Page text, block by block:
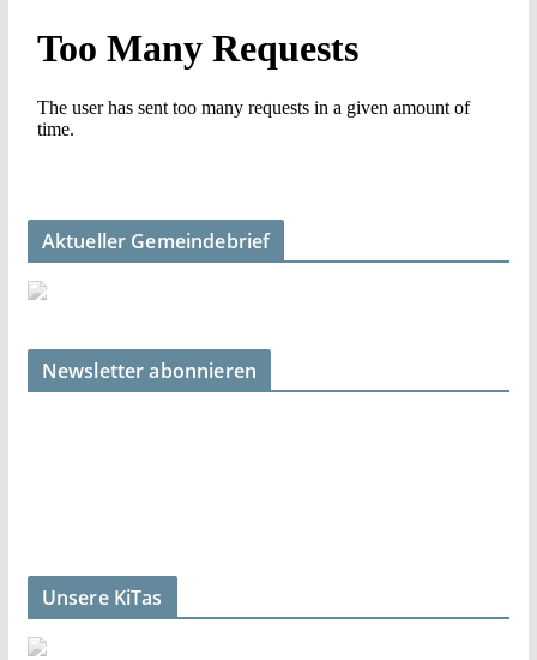
Aktueller Gemeindebrief
Newsletter abonnieren
Unsere KiTas